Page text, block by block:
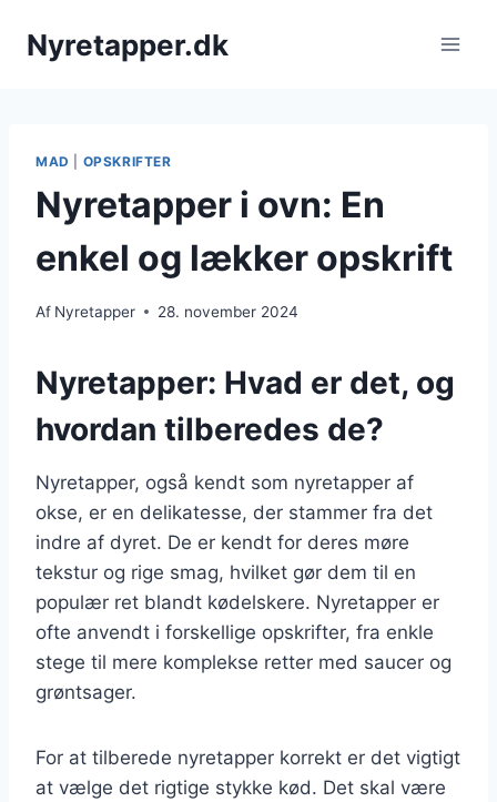
Nyretapper.dk
MAD OPSKRIFTER
Nyretapper i ovn: En
enkel og lækker opskrift
Af Nyretapper 28. november 2024
Nyretapper: Hvad er det, og
hvordan tilberedes de?
Nyretapper, også kendt som nyretapper af
okse, er en delikatesse, der stammer fra det
indre af dyret. De er kendt for deres møre
tekstur og rige smag, hvilket gør dem til en
populær ret blandt kødelskere. Nyretapper er
ofte anvendt i forskellige opskrifter, fra enkle
stege til mere komplekse retter med saucer og
grøntsager.
For at tilberede nyretapper korrekt er det vigtigt
at vælge det rigtige stykke kød. Det skal være